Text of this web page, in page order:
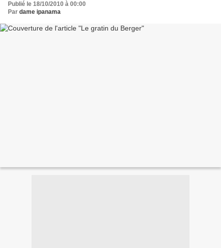
Publié le 18/10/2010 à 00:00
Par dame ipanama